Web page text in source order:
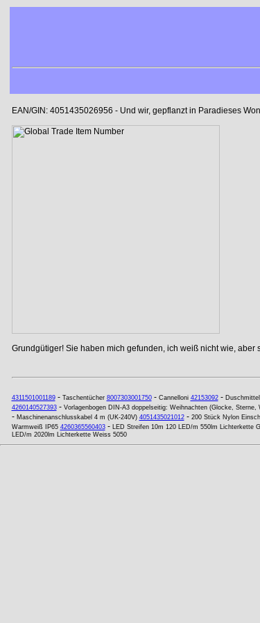
EAN/GIN: 4051435026956 - Und wir, gepflanzt in Paradieses
Grundgütiger! Sie haben mich gefunden, ich weiß nicht wie,
4311501001189- Taschentücher 8007303001750- Cannelloni 42153092- Duschmittel
4260140527393- Vorlagenbogen DIN-A3 doppelseitig: Weihnachten (Glocke,
- Maschinenanschlusskabel 4 m (UK-240V) 4051435021012- 200 Stück Nylon
Warmweiß IP65 4260365560403- LED Streifen 10m 120 LED/m 550lm Lichterkette
LED/m 2020lm Lichterkette Weiss 5050